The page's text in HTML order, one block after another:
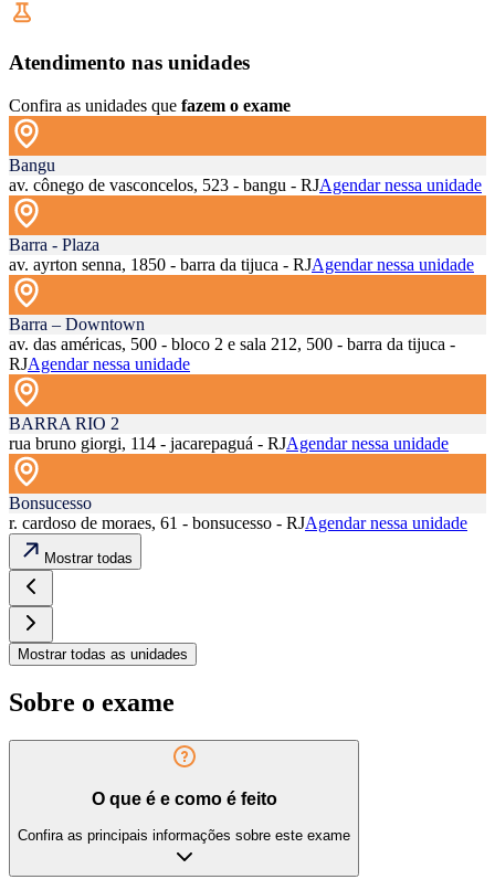
Atendimento nas unidades
Confira as unidades que fazem o exame
Bangu
av. cônego de vasconcelos, 523 - bangu - RJAgendar nessa unidade
Barra - Plaza
av. ayrton senna, 1850 - barra da tijuca - RJAgendar nessa unidade
Barra – Downtown
av. das américas, 500 - bloco 2 e sala 212, 500 - barra da tijuca -
RJAgendar nessa unidade
BARRA RIO 2
rua bruno giorgi, 114 - jacarepaguá - RJAgendar nessa unidade
Bonsucesso
r. cardoso de moraes, 61 - bonsucesso - RJAgendar nessa unidade
Mostrar todas
Mostrar todas as unidades
Sobre o exame
O que é e como é feito
Confira as principais informações sobre este exame